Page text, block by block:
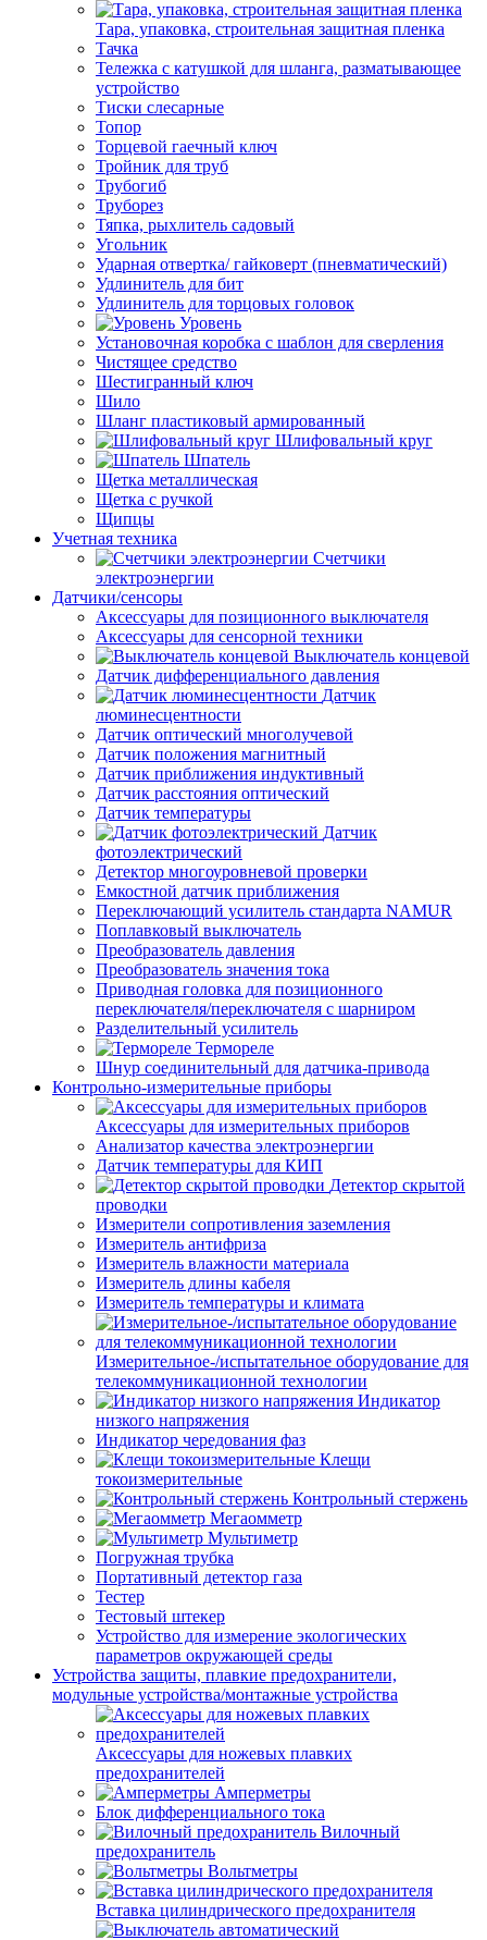
Тара, упаковка, строительная защитная пленка
Тачка
Тележка с катушкой для шланга, разматывающее
устройство
Тиски слесарные
Топор
Торцевой гаечный ключ
Тройник для труб
Трубогиб
Труборез
Тяпка, рыхлитель садовый
Угольник
Ударная отвертка/ гайковерт (пневматический)
Удлинитель для бит
Удлинитель для торцовых головок
Уровень
Установочная коробка с шаблон для сверления
Чистящее средство
Шестигранный ключ
Шило
Шланг пластиковый армированный
Шлифовальный круг
Шпатель
Щетка металлическая
Щетка с ручкой
Щипцы
Учетная техника
Счетчики
электроэнергии
Датчики/сенсоры
Аксессуары для позиционного выключателя
Аксессуары для сенсорной техники
Выключатель концевой
Датчик дифференциального давления
Датчик
люминесцентности
Датчик оптический многолучевой
Датчик положения магнитный
Датчик приближения индуктивный
Датчик расстояния оптический
Датчик температуры
Датчик
фотоэлектрический
Детектор многоуровневой проверки
Емкостной датчик приближения
Переключающий усилитель стандарта NAMUR
Поплавковый выключатель
Преобразователь давления
Преобразователь значения тока
Приводная головка для позиционного
переключателя/переключателя с шарниром
Разделительный усилитель
Термореле
Шнур соединительный для датчика-привода
Контрольно-измерительные приборы
Аксессуары для измерительных приборов
Анализатор качества электроэнергии
Датчик температуры для КИП
Детектор скрытой
проводки
Измерители сопротивления заземления
Измеритель антифриза
Измеритель влажности материала
Измеритель длины кабеля
Измеритель температуры и климата
Измерительное-/испытательное оборудование для
телекоммуникационной технологии
Индикатор
низкого напряжения
Индикатор чередования фаз
Клещи
токоизмерительные
Контрольный стержень
Мегаомметр
Мультиметр
Погружная трубка
Портативный детектор газа
Тестер
Тестовый штекер
Устройство для измерение экологических
параметров окружающей среды
Устройства защиты, плавкие предохранители,
модульные устройства/монтажные устройства
Аксессуары для ножевых плавких
предохранителей
Амперметры
Блок дифференциального тока
Вилочный
предохранитель
Вольтметры
Вставка цилиндрического предохранителя